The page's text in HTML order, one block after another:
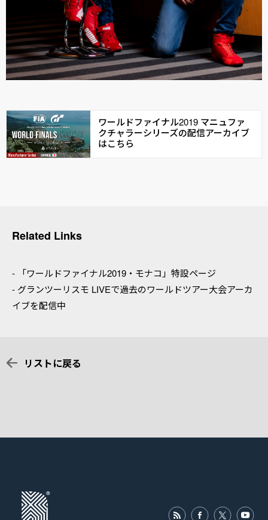
ワールドファイナル2019 マニュファ
クチャラーシリーズの配信アーカイブ
はこちら
Related Links
-
「ワールドファイナル2019・モナコ」特設ページ
- グランツーリスモ LIVEで過去のワールドツアー大会アーカ
イブを配信中
リストに戻る